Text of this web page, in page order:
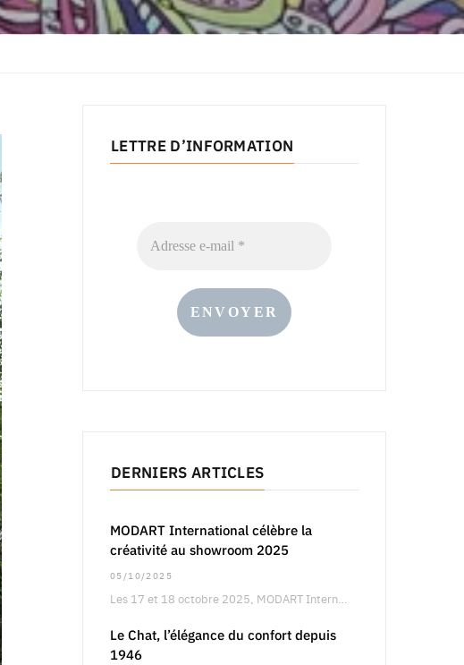
LETTRE D’INFORMATION
DERNIERS ARTICLES
MODART International célèbre la
créativité au showroom 2025
05/10/2025
Le Chat, l’élégance du confort depuis
1946